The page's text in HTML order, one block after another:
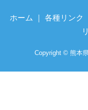
ホーム 各種リンク
Copyright © 熊本